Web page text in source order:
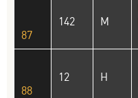
87
142 M
88
12 H